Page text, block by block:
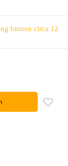
binnen circa 12